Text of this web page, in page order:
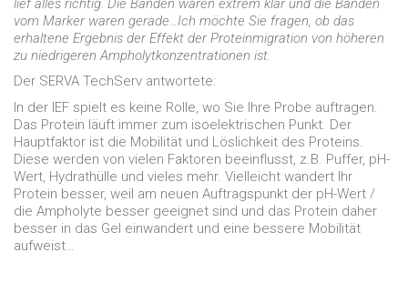
vom Marker waren gerade…Ich möchte Sie fragen, ob das
erhaltene Ergebnis der Effekt der Proteinmigration von höheren
zu niedrigeren Ampholytkonzentrationen ist.
Der SERVA TechServ antwortete:
In der IEF spielt es keine Rolle, wo Sie Ihre Probe auftragen.
Das Protein läuft immer zum isoelektrischen Punkt. Der
Hauptfaktor ist die Mobilität und Löslichkeit des Proteins.
Diese werden von vielen Faktoren beeinflusst, z.B. Puffer, pH-
Wert, Hydrathülle und vieles mehr. Vielleicht wandert Ihr
Protein besser, weil am neuen Auftragspunkt der pH-Wert /
die Ampholyte besser geeignet sind und das Protein daher
besser in das Gel einwandert und eine bessere Mobilität
aufweist…